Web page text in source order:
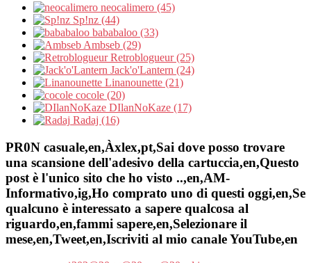
neocalimero (45)
Sp!nz (44)
bababaloo (33)
Ambseb (29)
Retroblogueur (25)
Jack'o'Lantern (24)
Linanounette (21)
cocole (20)
DIlanNoKaze (17)
Radaj (16)
PR0N casuale,en,Àxlex,pt,Sai dove posso trovare
una scansione dell'adesivo della cartuccia,en,Questo
post è l'unico sito che ho visto ..,en,AM-
Informativo,ig,Ho comprato uno di questi oggi,en,Se
qualcuno è interessato a sapere qualcosa al
riguardo,en,fammi sapere,en,Selezionare il
mese,en,Tweet,en,Iscriviti al mio canale YouTube,en